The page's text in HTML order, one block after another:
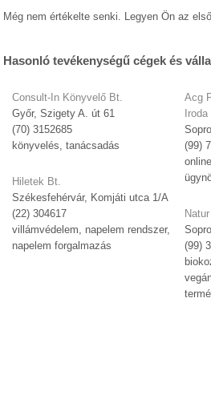
Még nem értékelte senki. Legyen Ön az
Hasonló tevékenységű cégek és
Consult-In Könyvelő Bt.
Győr, Szigety A. út 61
(70) 3152685
könyvelés, tanácsadás
Hiletek Bt.
Székesfehérvár, Komjáti utca 1/A
(22) 304617
villámvédelem, napelem rendszer,
napelem forgalmazás
Acg
Iroda
(99)
(99)